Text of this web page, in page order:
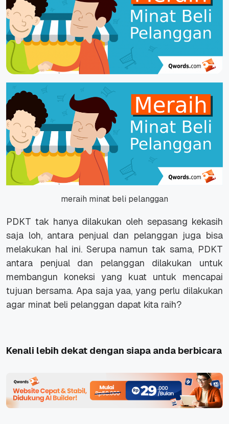
meraih minat beli pelanggan
PDKT tak hanya dilakukan oleh sepasang kekasih
saja loh, antara penjual dan pelanggan juga bisa
melakukan hal ini. Serupa namun tak sama, PDKT
antara penjual dan pelanggan dilakukan untuk
membangun koneksi yang kuat untuk mencapai
tujuan bersama. Apa saja yaa, yang perlu dilakukan
agar minat beli pelanggan dapat kita raih?
Kenali lebih dekat dengan siapa anda berbicara